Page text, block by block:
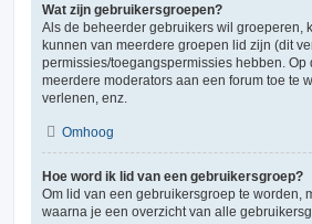
Wat zijn gebruikersgroepen?
Als de beheerder gebruikers wil groeperen,
kunnen van meerdere groepen lid zijn (dit
permissies/toegangspermissies hebben.
meerdere moderators aan een forum toe te
verlenen, enz.
Omhoog
Hoe word ik lid van een gebruikersgroep?
Om lid van een gebruikersgroep te worden,
waarna je een overzicht van alle